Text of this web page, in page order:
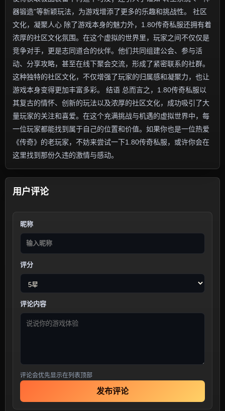
器锻造”等新颖玩法，为游戏增添了更多的乐趣和挑战性。 社区
文化，凝聚人心 除了游戏本身的魅力外，1.80传奇私服还拥有着
浓厚的社区文化氛围。在这个虚拟的世界里，玩家之间不仅仅是
竞争对手，更是志同道合的伙伴。他们共同组建公会、参与活
动、分享攻略，甚至在线下聚会交流，形成了紧密联系的社群。
这种独特的社区文化，不仅增强了玩家的归属感和凝聚力，也让
游戏本身变得更加丰富多彩。 结语 总而言之，1.80传奇私服以
其复古的情怀、创新的玩法以及浓厚的社区文化，成功吸引了大
量玩家的关注和喜爱。在这个充满挑战与机遇的虚拟世界中，每
一位玩家都能找到属于自己的位置和价值。如果你也是一位热爱
《传奇》的老玩家，不妨来尝试一下1.80传奇私服，或许你会在
这里找到那份久违的激情与感动。
用户评论
昵称
评分
评论内容
评论会优先显示在列表顶部
发布评论